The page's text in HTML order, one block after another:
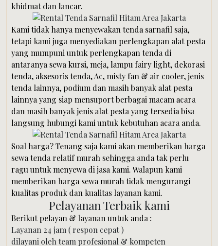
khidmat dan lancar.
Kami tidak hanya menyewakan tenda sarnafil saja,
tetapi kami juga menyediakan perlengkapan alat pesta
yang mumpuni untuk perlengkapan tenda di
antaranya sewa kursi, meja, lampu fairy light, dekorasi
tenda, aksesoris tenda, Ac, misty fan & air cooler, jenis
tenda lainnya, podium dan masih banyak alat pesta
lainnya yang siap mensuport berbagai macam acara
dan masih banyak jenis alat pesta yang tersedia bisa
langsung hubungi kami untuk kebutuhan acara anda.
Soal harga? Tenang saja kami akan memberikan harga
sewa tenda relatif murah sehingga anda tak perlu
ragu untuk menyewa di jasa kami. Walapun kami
memberikan harga sewa murah tidak mengurangi
kualitas produk dan kualitas layanan kami.
Pelayanan Terbaik kami
Berikut pelayan & layanan untuk anda :
Layanan 24 jam ( respon cepat )
dilayani oleh team profesional & kompeten